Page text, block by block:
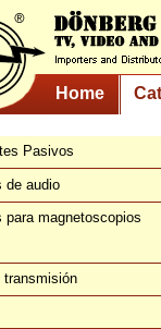
Home
Pasivos
de audio
para magnetoscopios
transmisión